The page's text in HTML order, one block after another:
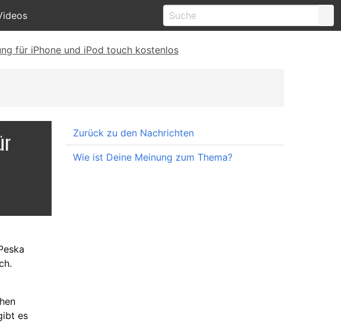
für iPhone und iPod touch kostenlos
es
Zurück zu den Nachrichten
Wie ist Deine Meinung zum Thema?